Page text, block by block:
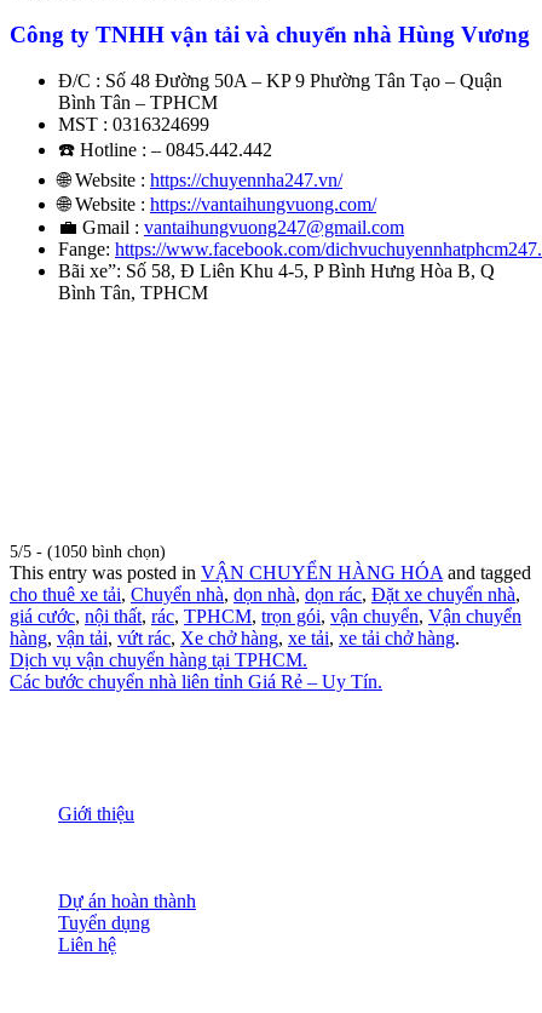
Công ty TNHH vận tải và chuyển nhà Hùng Vương
Đ/C : Số 48 Đường 50A – KP 9 Phường Tân Tạo – Quận
Bình Tân – TPHCM
MST : 0316324699
☎️ Hotline : – 0845.442.442
🌐 Website : https://chuyennha247.vn/
🌐 Website : https://vantaihungvuong.com/
💼 Gmail : vantaihungvuong247@gmail.com
Fange: https://www.facebook.com/
Bãi xe”: Số 58, Đ Liên Khu 4-5, P Bình Hưng Hòa B, Q
Bình Tân, TPHCM
5/5 - (1050 bình chọn)
This entry was posted in VẬN CHUYỂN HÀNG HÓAand tagged
cho thuê xe tải, Chuyển nhà, dọn nhà, dọn rác, Đặt xe chuyển nhà,
giá cước, nội thất, rác, TPHCM, trọn gói, vận chuyển, Vận chuyển
hàng, vận tải, vứt rác, Xe chở hàng, xe tải, xe tải chở hàng.
Dịch vụ vận chuyển hàng tại TPHCM.
Các bước chuyển nhà liên tỉnh Giá Rẻ – Uy Tín.
Giới thiệu
Dự án hoàn thành
Tuyển dụng
Liên hệ